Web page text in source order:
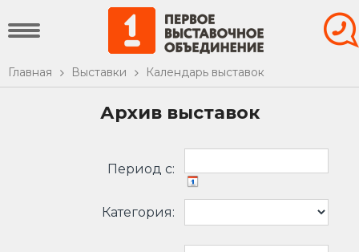
Главная Выставки Календарь выставок
Архив выставок
Период c:
Категория: